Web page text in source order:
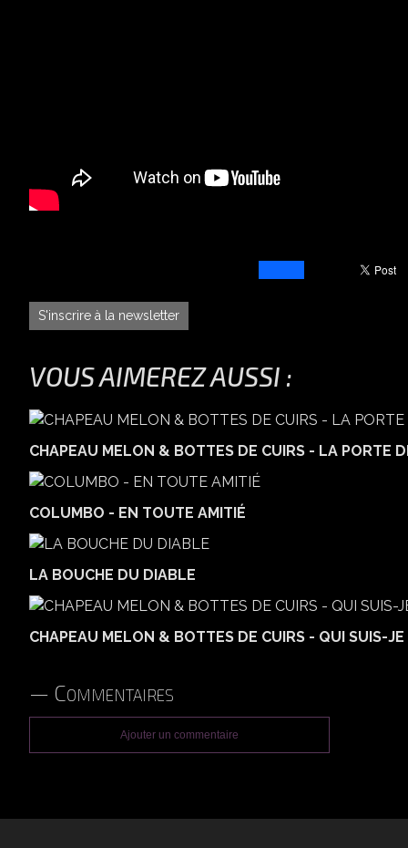
S'inscrire à la newsletter
VOUS AIMEREZ AUSSI :
CHAPEAU MELON & BOTTES DE CUIRS - LA PORTE
COLUMBO - EN TOUTE AMITIÉ
LA BOUCHE DU DIABLE
CHAPEAU MELON & BOTTES DE CUIRS - QUI SUIS-JE
Commentaires
Ajouter un commentaire